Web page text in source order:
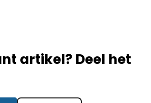
artikel? Deel het